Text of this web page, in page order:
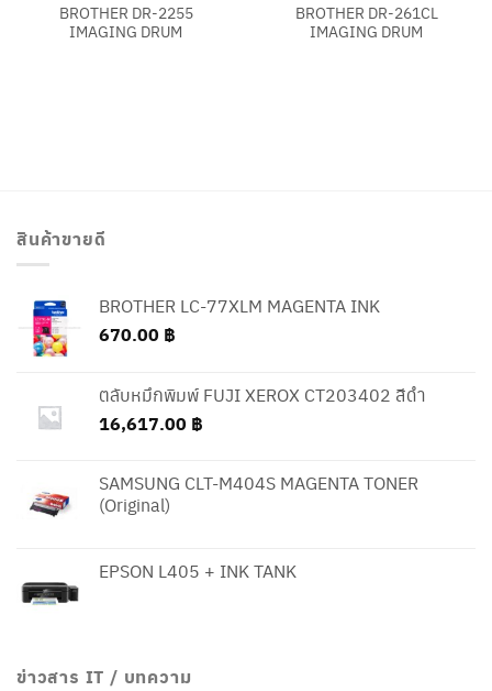
BROTHER DR-2255
IMAGING DRUM
BROTHER DR-261CL
IMAGING DRUM
สินค้าขายดี
BROTHER LC-77XLM MAGENTA INK
670.00 ฿
ตลับหมึกพิมพ์ FUJI XEROX CT203402 สีดำ
16,617.00 ฿
SAMSUNG CLT-M404S MAGENTA TONER
(Original)
EPSON L405 + INK TANK
ข่าวสาร IT / บทความ